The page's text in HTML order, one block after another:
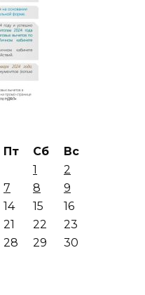
Пт Сб
Вс
1
2
7 8
9
14 15
16
21 22
23
28 29
30